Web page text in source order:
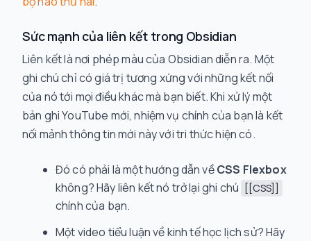
Sức mạnh của liên kết trong Obsidian
Liên kết là nơi phép màu của Obsidian diễn ra. Một
ghi chú chỉ có giá trị tương xứng với những kết nối
của nó tới mọi điều khác mà bạn biết. Khi xử lý một
bản ghi YouTube mới, nhiệm vụ chính của bạn là kết
nối mảnh thông tin mới này với tri thức hiện có.
Đó có phải là một hướng dẫn vềCSS Flexbox
không? Hãy liên kết nó trở lại ghi chú
[[CSS]]
chính của bạn.
Một video tiểu luận về kinh tế học lịch sử? Hãy